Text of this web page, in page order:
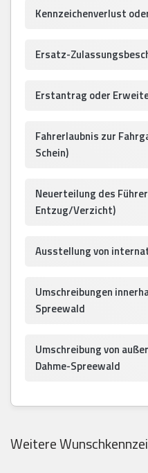
Kennzeichenverlust
Ersatz-
Erstantrag oder
Fahrerlaubnis zur
Schein)
Neuerteilung des
Entzug/Verzicht)
Ausstellung von
Umschreibungen
Spreewald
Umschreibung von
Dahme-Spreewald
Weitere